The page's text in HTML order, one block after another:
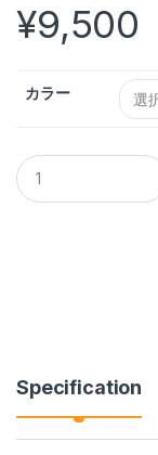
¥9,500
カラー
VOPTECH DXモデ
Specification